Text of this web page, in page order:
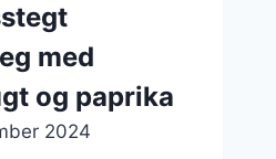
med
og paprika
2024